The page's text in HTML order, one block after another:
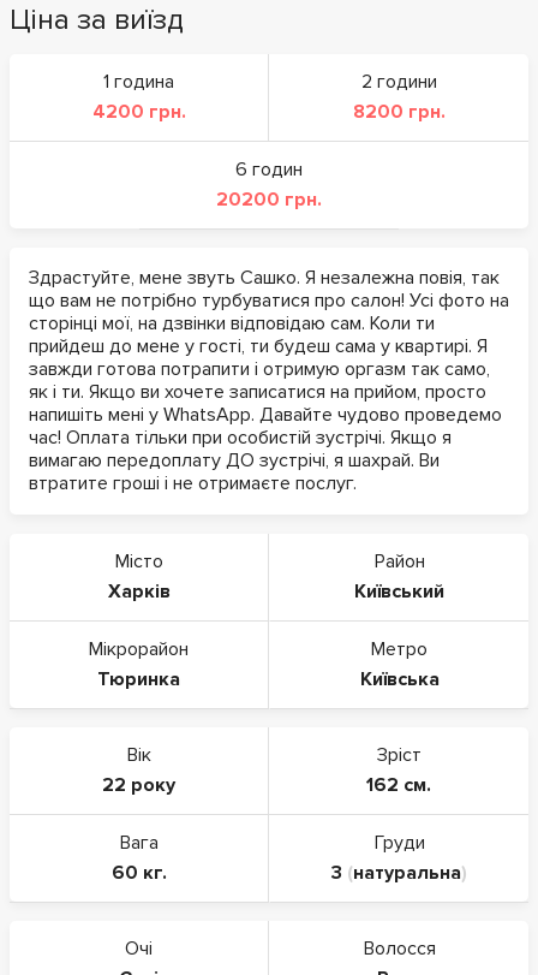
Ціна за виїзд
1 година
4200 грн.
2 години
8200 грн.
6 годин
20200 грн.
Здрастуйте, мене звуть Сашко. Я незалежна повія, так
що вам не потрібно турбуватися про салон! Усі фото на
сторінці мої, на дзвінки відповідаю сам. Коли ти
прийдеш до мене у гості, ти будеш сама у квартирі. Я
завжди готова потрапити і отримую оргазм так само,
як і ти. Якщо ви хочете записатися на прийом, просто
напишіть мені у WhatsApp. Давайте чудово проведемо
час! Оплата тільки при особистій зустрічі. Якщо я
вимагаю передоплату ДО зустрічі, я шахрай. Ви
втратите гроші і не отримаєте послуг.
Місто
Харків
Район
Київський
Мікрорайон
Тюринка
Метро
Київська
Вік
22 року
Зріст
162 см.
Вага
60 кг.
Груди
3 (натуральна)
Очі
Волосся